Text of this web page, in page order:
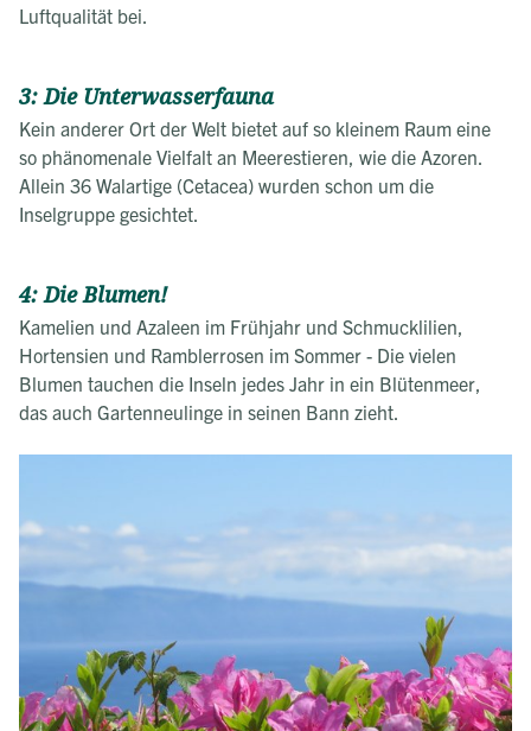
Luftqualität bei.
3: Die Unterwasserfauna
Kein anderer Ort der Welt bietet auf so kleinem Raum eine
so phänomenale Vielfalt an Meerestieren, wie die Azoren.
Allein 36 Walartige (Cetacea) wurden schon um die
Inselgruppe gesichtet.
4: Die Blumen!
Kamelien und Azaleen im Frühjahr und Schmucklilien,
Hortensien und Ramblerrosen im Sommer - Die vielen
Blumen tauchen die Inseln jedes Jahr in ein Blütenmeer,
das auch Gartenneulinge in seinen Bann zieht.